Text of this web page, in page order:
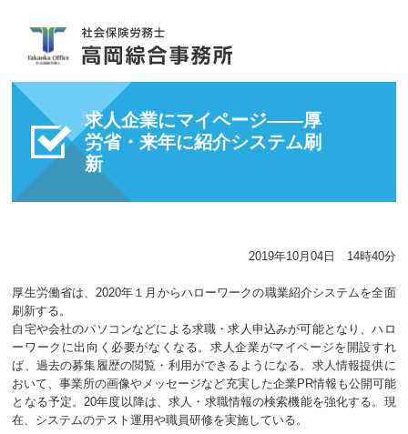
求人企業にマイページ――厚
労省・来年に紹介システム刷
新
2019年10月04日 14時40分
厚生労働省は、2020年１月からハローワークの職業紹介システムを全面
刷新する。
自宅や会社のパソコンなどによる求職・求人申込みが可能となり、ハロ
ーワークに出向く必要がなくなる。求人企業がマイページを開設すれ
ば、過去の募集履歴の閲覧・利用ができるようになる。求人情報提供に
おいて、事業所の画像やメッセージなど充実した企業PR情報も公開可能
となる予定。20年度以降は、求人・求職情報の検索機能を強化する。現
在、システムのテスト運用や職員研修を実施している。